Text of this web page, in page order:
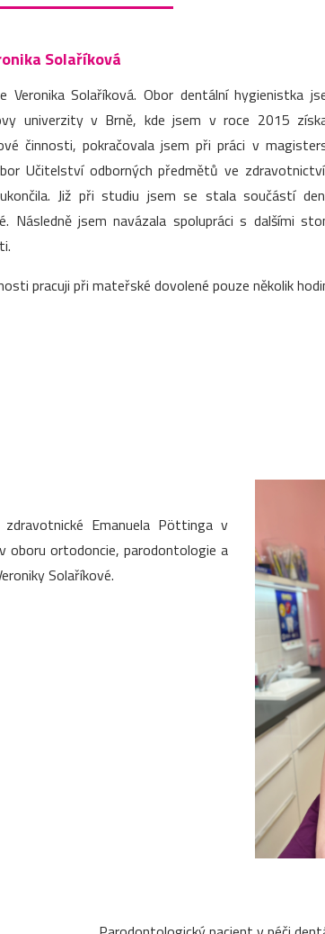
Solaříková
Veronika Solaříková. Obor dentální hygienistka
univerzity v Brně, kde jsem v roce 2015
činnosti, pokračovala jsem při práci v
Učitelství odborných předmětů ve
Již při studiu jsem se stala součástí
Následně jsem navázala spolupráci s dalšími
pracuji při mateřské dovolené pouze několik
Emanuela Pöttinga v
oboru ortodoncie, parodontologie a
Solaříkové.